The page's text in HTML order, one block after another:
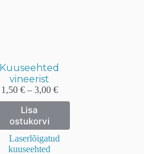
Kuuseehted
vineerist
1,50 € – 3,00 €Hinnavahemik:
1,50 €
Lisa
ostukorvi
Sellel
tootel
on
mitu
varianti.